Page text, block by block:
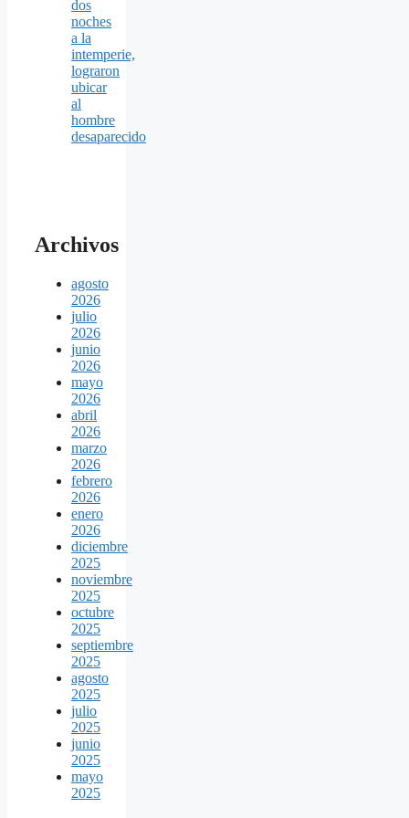
dos
noches
a la
intemperie,
lograron
ubicar
al
hombre
desaparecido
Archivos
agosto
2026
julio
2026
junio
2026
mayo
2026
abril
2026
marzo
2026
febrero
2026
enero
2026
diciembre
2025
noviembre
2025
octubre
2025
septiembre
2025
agosto
2025
julio
2025
junio
2025
mayo
2025